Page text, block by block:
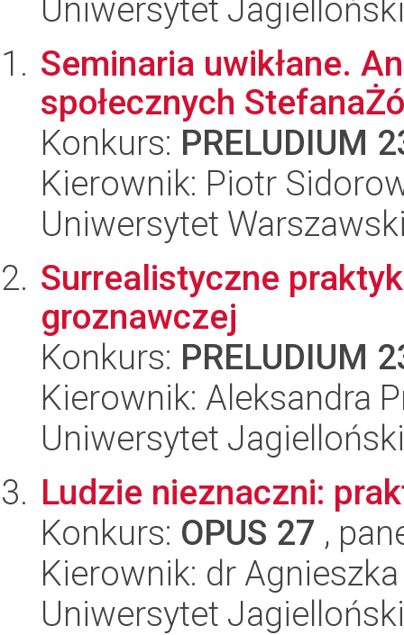
Uniwersytet Jagielloński
Seminaria uwikłane.
społecznych
Konkurs: PRELUDIUM
Kierownik: Piotr
Uniwersytet
Surrealistyczne
groznawczej
Konkurs: PRELUDIUM
Kierownik: Aleksandra
Uniwersytet Jagielloński
Ludzie nieznaczni:
Konkurs: OPUS 27 ,
Kierownik: dr
Uniwersytet Jagielloński